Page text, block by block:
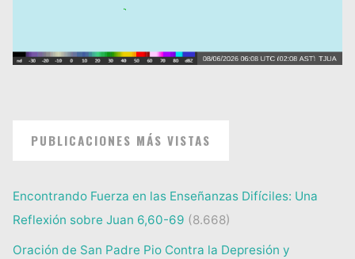
PUBLICACIONES MÁS VISTAS
Encontrando Fuerza en las Enseñanzas Difíciles: Una
Reflexión sobre Juan 6,60-69 (8.668)
Oración de San Padre Pio Contra la Depresión y